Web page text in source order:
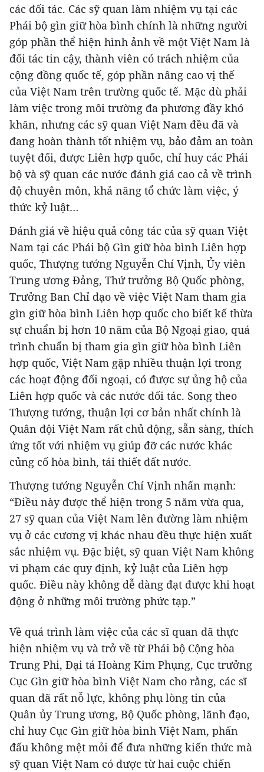
các đối tác. Các sỹ quan làm nhiệm vụ tại các
Phái bộ gìn giữ hòa bình chính là những người
góp phần thể hiện hình ảnh về một Việt Nam là
đối tác tin cậy, thành viên có trách nhiệm của
cộng đồng quốc tế, góp phần nâng cao vị thế
của Việt Nam trên trường quốc tế. Mặc dù phải
làm việc trong môi trường đa phương đầy khó
khăn, nhưng các sỹ quan Việt Nam đều đã và
đang hoàn thành tốt nhiệm vụ, bảo đảm an toàn
tuyệt đối, được Liên hợp quốc, chỉ huy các Phái
bộ và sỹ quan các nước đánh giá cao cả về trình
độ chuyên môn, khả năng tổ chức làm việc, ý
thức kỷ luật…
Đánh giá về hiệu quả công tác của sỹ quan Việt
Nam tại các Phái bộ Gìn giữ hòa bình Liên hợp
quốc, Thượng tướng Nguyễn Chí Vịnh, Ủy viên
Trung ương Đảng, Thứ trưởng Bộ Quốc phòng,
Trưởng Ban Chỉ đạo về việc Việt Nam tham gia
gìn giữ hòa bình Liên hợp quốc cho biết kế thừa
sự chuẩn bị hơn 10 năm của Bộ Ngoại giao, quá
trình chuẩn bị tham gia gìn giữ hòa bình Liên
hợp quốc, Việt Nam gặp nhiều thuận lợi trong
các hoạt động đối ngoại, có được sự ủng hộ của
Liên hợp quốc và các nước đối tác. Song theo
Thượng tướng, thuận lợi cơ bản nhất chính là
Quân đội Việt Nam rất chủ động, sẵn sàng, thích
ứng tốt với nhiệm vụ giúp đỡ các nước khác
củng cố hòa bình, tái thiết đất nước.
Thượng tướng Nguyễn Chí Vịnh nhấn mạnh:
“Điều này được thể hiện trong 5 năm vừa qua,
27 sỹ quan của Việt Nam lên đường làm nhiệm
vụ ở các cương vị khác nhau đều thực hiện xuất
sắc nhiệm vụ. Đặc biệt, sỹ quan Việt Nam không
vi phạm các quy định, kỷ luật của Liên hợp
quốc. Điều này không dễ dàng đạt được khi hoạt
động ở những môi trường phức tạp.”
Về quá trình làm việc của các sĩ quan đã thực
hiện nhiệm vụ và trở về từ Phái bộ Cộng hòa
Trung Phi, Đại tá Hoàng Kim Phụng, Cục trưởng
Cục Gìn giữ hòa bình Việt Nam cho rằng, các sĩ
quan đã rất nỗ lực, không phụ lòng tin của
Quân ủy Trung ương, Bộ Quốc phòng, lãnh đạo,
chỉ huy Cục Gìn giữ hòa bình Việt Nam, phấn
đấu không mệt mỏi để đưa những kiến thức mà
sỹ quan Việt Nam có được từ hai cuộc chiến